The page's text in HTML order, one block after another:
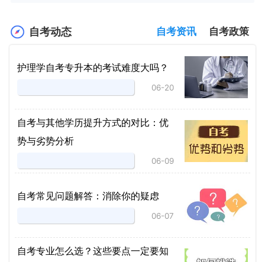
自考动态 自考资讯 自考政策
护理学自考专升本的考试难度大吗？
06-20
自考与其他学历提升方式的对比：优
势与劣势分析
06-09
自考常见问题解答：消除你的疑虑
06-07
自考专业怎么选？这些要点一定要知